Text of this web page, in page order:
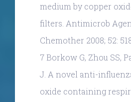
medium by copper
filters. Antimicrob
Chemother 2008; 52:
7 Borkow G, Zhou SS,
J. A novel anti-
oxide containing